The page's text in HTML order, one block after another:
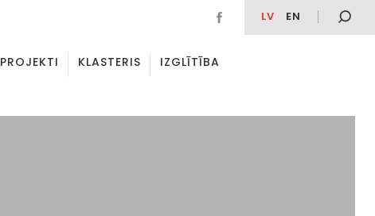
LV EN
PROJEKTI KLASTERIS IZGLĪTĪBA